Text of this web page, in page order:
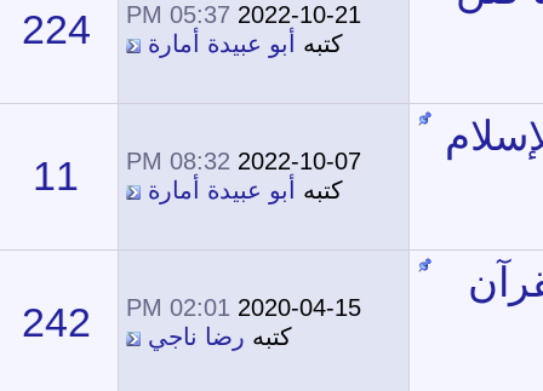
2022-10-21
05:37 PM
أبو عبيدة أمارة 224
200,451
2022-10-07
08:32 PM
أبو عبيدة أمارة 11
21,005
2020-04-15
02:01 PM
242
502,560